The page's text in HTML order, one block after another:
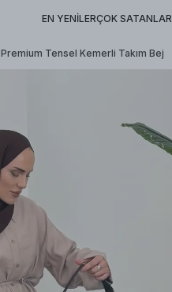
EN YENİLERÇOK SATANLAR
Premium Tensel Kemerli Takım Bej